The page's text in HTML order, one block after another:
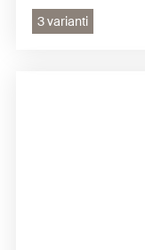
3 varianti